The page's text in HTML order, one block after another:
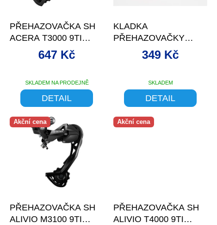
PŘEHAZOVAČKA SH
ACERA T3000 9TI
ČERNÁ
SKLADEM NA PRODEJNĚ
647 Kč
DETAIL
KLADKA
PŘEHAZOVAČKY
SHAMAN 11Z AL S
LOŽISKEM ČERVE
SKLADEM
349 Kč
DETAIL
Akční cena
PŘEHAZOVAČKA SH
ALIVIO M3100 9TI
Akční cena
PŘEHAZOVAČKA SH
ALIVIO T4000 9TI